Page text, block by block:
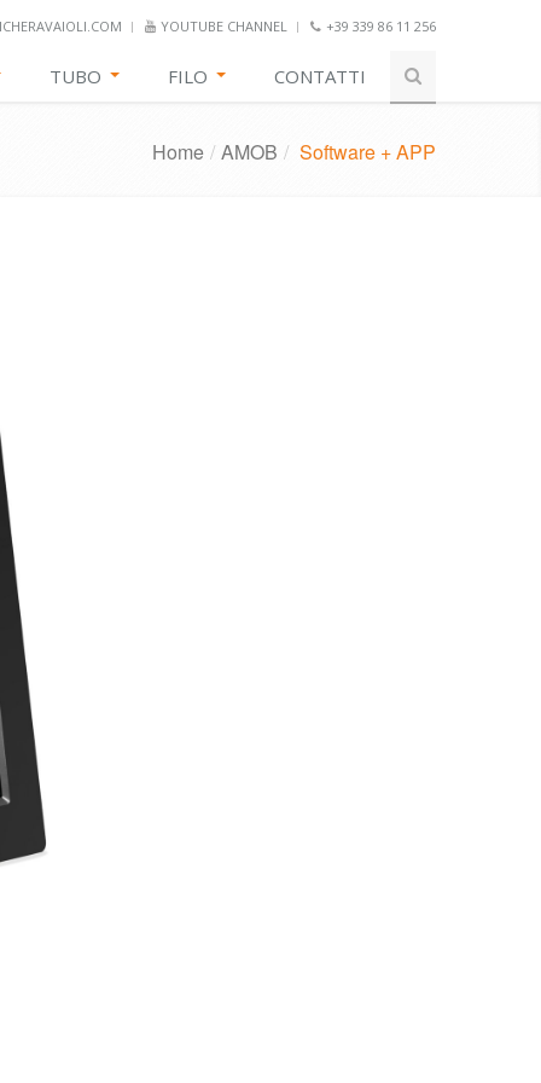
YOUTUBE CHANNEL +39 339 86 11 256
TUBO FILO CONTATTI
Home / AMOB / Software + APP